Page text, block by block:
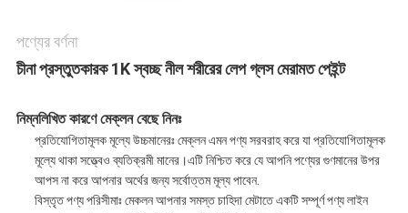
গোপনীয়তা
নীতি
পণ্যের বর্ণনা
চীনা প্রস্তুতকারক 1K স্বচ্ছ নীল শরীরের লেপ গ্লস মেরামত পেইন্ট
নিম্নলিখিত কারণে মেক্লন বেছে নিনঃ
প্রতিযোগিতামূলক মূল্যে উচ্চমানেরঃ মেক্লন এমন পণ্য সরবরাহ করে যা প্রতিযোগিতামূলক
মূল্যে থাকা সত্ত্বেও ব্যতিক্রমী মানের।এটি নিশ্চিত করে যে আপনি পণ্যের গুণমানের উপর
আপস না করে আপনার অর্থের জন্য সর্বোত্তম মূল্য পাবেন.
বিস্তৃত পণ্য পরিসীমাঃ মেকলন আপনার সমস্ত চাহিদা মেটাতে একটি সম্পূর্ণ পণ্য লাইন